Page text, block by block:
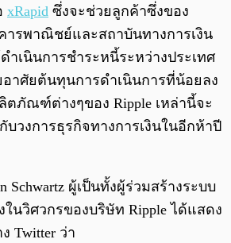
xRapid ซึ่งจะช่วยลูกค้าซึ่งของ
ารพาณิชย์และสถาบันทางการเงิน
ำเนินการชำระหนี้ระหว่างประเทศ
อาศัยต้นทุนการดำเนินการที่น้อยลง
ตภัณฑ์ต่างๆของ Ripple เหล่านี้จะ
บวงการธุรกิจทางการเงินในอีกห้าปี
Schwartz ผู้เป็นทั้งผู้ร่วมสร้างระบบ
ในวิศวกรของบริษัท Ripple ได้แสดง
Twitter ว่า